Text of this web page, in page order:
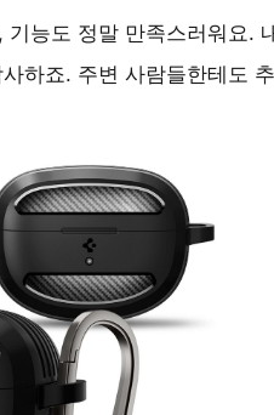
기능도 정말 만족스러워요.
하죠. 주변 사람들한테도